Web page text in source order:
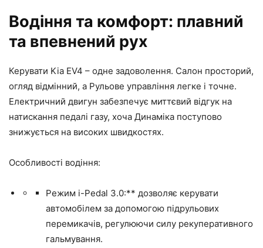
Водіння та комфорт: плавний
та впевнений рух
Керувати Kia EV4 – одне задоволення. Салон просторий,
огляд відмінний, а Рульове управління легке і точне.
Електричний двигун забезпечує миттєвий відгук на
натискання педалі газу, хоча Динаміка поступово
знижується на високих швидкостях.
Особливості водіння:
Режим i-Pedal 3.0:** дозволяє керувати
автомобілем за допомогою підрульових
перемикачів, регулюючи силу рекуперативного
гальмування.